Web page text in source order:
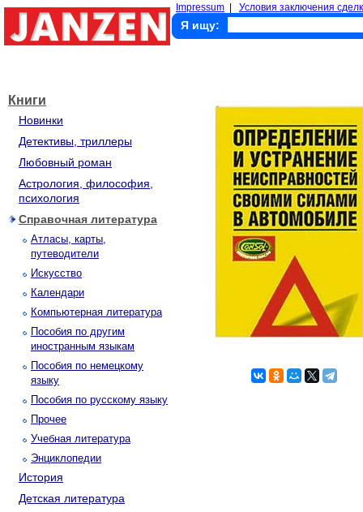
Impressum Условия заключения
Я ищу:
Книги
Новинки
Детективы, триллеры
Любовный роман
Астрология, философия,
психология
Справочная литература
Атласы, карты,
путеводители
Искусство
Календари
Компьютерная литература
Пособия по другим
иностранным языкам
Пособия по немецкому
языку
Пособия по русскому языку
Прочее
Учебная литература
Энциклопедии
История
Детская литература